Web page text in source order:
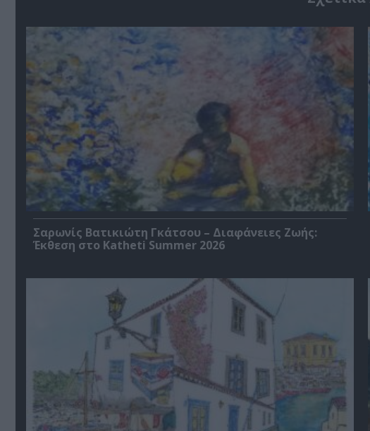
Σαρωνίς Βατικιώτη Γκάτσου – Διαφάνειες Ζωής:
Έκθεση στο Katheti Summer 2026